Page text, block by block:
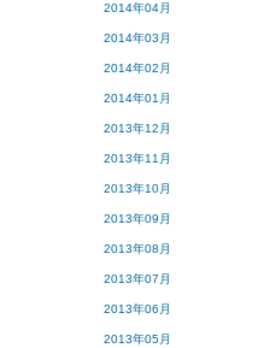
2014年04月
2014年03月
2014年02月
2014年01月
2013年12月
2013年11月
2013年10月
2013年09月
2013年08月
2013年07月
2013年06月
2013年05月